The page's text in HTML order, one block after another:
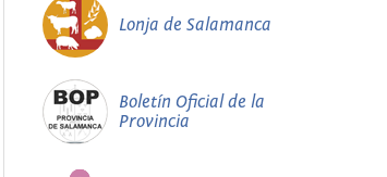
Lonja de Salamanca
Boletín Oficial de la
Provincia